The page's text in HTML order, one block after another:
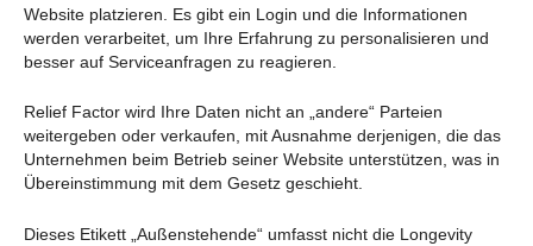
Website platzieren. Es gibt ein Login und die Informationen
werden verarbeitet, um Ihre Erfahrung zu personalisieren und
besser auf Serviceanfragen zu reagieren.
Relief Factor wird Ihre Daten nicht an „andere“ Parteien
weitergeben oder verkaufen, mit Ausnahme derjenigen, die das
Unternehmen beim Betrieb seiner Website unterstützen, was in
Übereinstimmung mit dem Gesetz geschieht.
Dieses Etikett „Außenstehende“ umfasst nicht die Longevity